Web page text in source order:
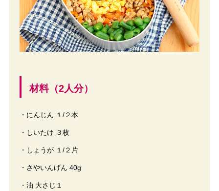
材料（2人分）
・にんじん １/２本
・しいたけ ３枚
・しょうが １/２片
・さやいんげん 40g
・油 大さじ１